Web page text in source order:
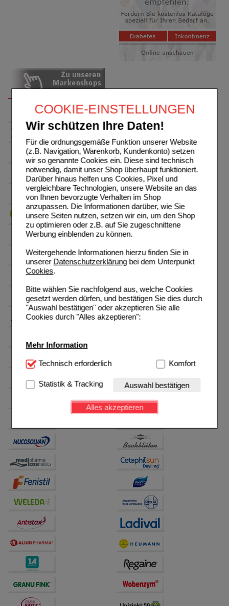
COOKIE-EINSTELLUNGEN
Wir schützen Ihre Daten!
Für die ordnungsgemäße Funktion unserer Website
(z.B. Navigation, Warenkorb, Kundenkonto) setzen
wir so genannte Cookies ein. Diese sind technisch
notwendig, damit unser Shop überhaupt funktioniert.
Darüber hinaus helfen uns Cookies, Pixel und
vergleichbare Technologien, unsere Website an das
von Ihnen bevorzugte Verhalten im Shop
anzupassen. Die Informationen darüber, wie Sie
unsere Seiten nutzen, setzen wir ein, um den Shop
zu optimieren oder z.B. auf Sie zugeschnittene
Werbung einblenden zu können.
Weitergehende Informationen hierzu finden Sie in
unserer Datenschutzerklärungbei dem Unterpunkt
Cookies.
Bitte wählen Sie nachfolgend aus, welche Cookies
gesetzt werden dürfen, und bestätigen Sie dies durch
"Auswahl bestätigen" oder akzeptieren Sie alle
Cookies durch "Alles akzeptieren":
Mehr Information
Technisch Notwendig:Hierbei handelt es sich um
Website notwendig sind (z.B. Navigation, Warenkorb,
Kundenkonto), weshalb auf diese nicht verzichtet
werden kann.
Einkaufserlebnis noch ansprechender zu gestalten,
beispielsweise für die Wiedererkennung des
Besuchers oder unsere Seite an bevorzugte
Verhaltensweisen (z.B. Spracheinstellung)
anzupassen. Komfort-Cookies ermöglichen es uns
auch auf Ihre Bedürfnisse zugeschrittene Inhalte
anzuzeigen und unser Partnerprogramm zu
Hierüber lassen sich
Informationen über die Art und Weise der Nutzung
unserer Website sammeln, mit deren Hilfe wir unsere
Website weiter für Sie optimieren können, den Inhalt
auf unserer Website aber auch die Werbung auf
Drittseiten möglichst relevant für Sie zu gestalten.
Bitte beachten Sie, dass Daten hierfür teilweise an
übertragen werden.
Technisch erforderlich Komfort
Statistik & Tracking Auswahl bestätigen
Alles akzeptieren